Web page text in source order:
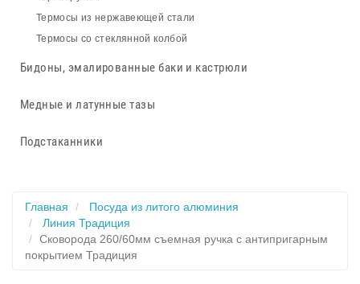
Термосы из нержавеющей стали
Термосы со стеклянной колбой
Бидоны, эмалированные баки и кастрюли
Медные и латунные тазы
Подстаканники
Главная
Посуда из литого алюминия
Линия Традиция
Сковорода 260/60мм съемная ручка с антипригарным
покрытием Традиция